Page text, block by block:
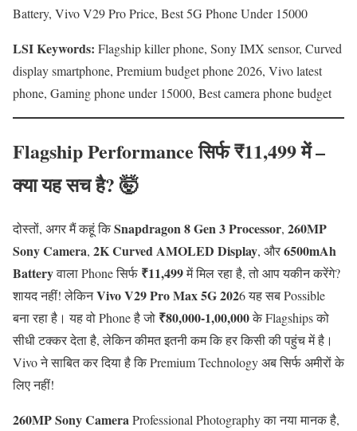
Battery, Vivo V29 Pro Price, Best 5G Phone Under 15000
LSI Keywords: Flagship killer phone, Sony IMX sensor, Curved
display smartphone, Premium budget phone 2026, Vivo latest
phone, Gaming phone under 15000, Best camera phone budget
Flagship Performance सिर्फ ₹11,499 में –
क्या यह सच है? 🤯
दोस्तों, अगर मैं कहूं किSnapdragon 8 Gen 3 Processor, 260MP
Sony Camera, 2K Curved AMOLED Display, और6500mAh
Batteryवाला Phone सिर्फ ₹11,499में मिल रहा है, तो आप यकीन करेंगे?
शायद नहीं! लेकिनVivo V29 Pro Max 5G 2026 यह सब Possible
बना रहा है। यह वो Phone है जो ₹80,000-1,00,000के Flagships को
सीधी टक्कर देता है, लेकिन कीमत इतनी कम कि हर किसी की पहुंच में है।
Vivo ने साबित कर दिया है कि Premium Technology अब सिर्फ अमीरों के
लिए नहीं!
260MP Sony CameraProfessional Photography का नया मानक है,